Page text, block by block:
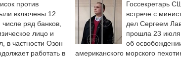
против
включены 12
ряд банков,
лицо и
в частности Озон
работать в
Госсекретарь
встрече с
дел Сергеем
прошла 23
об
американского морского